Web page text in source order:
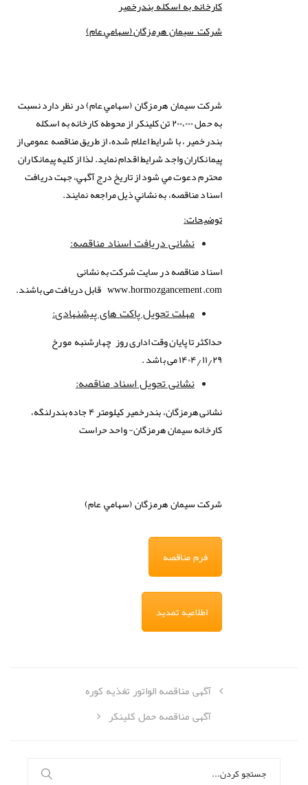
کارخانه به اسکله بندرخمیر
شركت سيمان هرمزگان(سهامي عام)
شركت سيمان هرمزگان (سهامي عام) در نظر دارد نسبت
به حمل ۲۰۰،۰۰۰ تن کلینکر از محوطه کارخانه به اسکله
بندرخمیر ، با شرایط اعلام شده، از طریق مناقصه عمومی از
پیمانکاران واجد شرایط اقدام نماید. لذا از كليه پیمانکاران
محترم دعوت مي شود از تاريخ درج آگهي، جهت دريافت
اسناد مناقصه، به نشاني ذيل مراجعه نمايند.
توضیحات:
نشانی دریافت اسناد مناقصه:
اسناد مناقصه در سایت شرکت به نشانی
www.hormozgancement.com قابل دریافت می باشند.
مهلت تحویل پاکت های پیشنهادی:
حداکثر تا پایان وقت اداری روز چهارشنبه مورخ
۱۴۰۴٫۱۱٫۲۹ می باشد .
نشانی تحویل اسناد مناقصه:
نشانی هرمزگان، بندرخمیر کیلومتر ۴ جاده بندرلنگه،
کارخانه سیمان هرمزگان- واحد حراست
شركت سيمان هرمزگان (سهامي عام)
فرم مناقصه
اطلاعیه تمدید
آگهی مناقصه الواتور تغذیه کوره
آگهی مناقصه حمل کلینکر
برای: